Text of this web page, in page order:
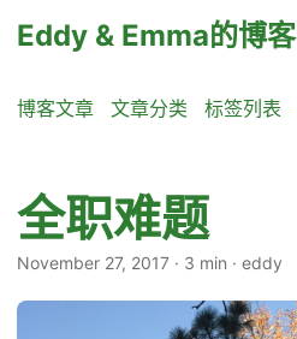
Eddy & Emma的博客
博客文章 文章分类 标签列表
全职难题
November 27, 2017 · 3 min · eddy